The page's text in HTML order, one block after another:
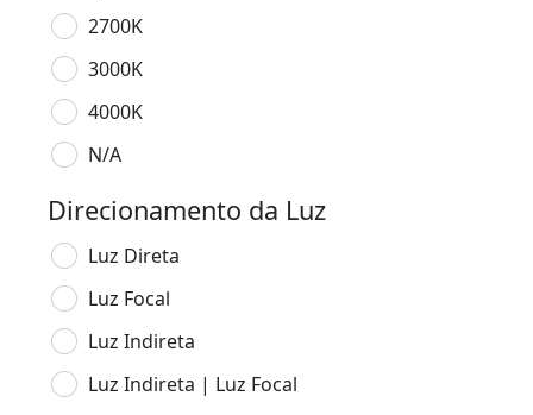
2700K
3000K
4000K
N/A
Direcionamento da Luz
Luz Direta
Luz Focal
Luz Indireta
Luz Indireta | Luz Focal